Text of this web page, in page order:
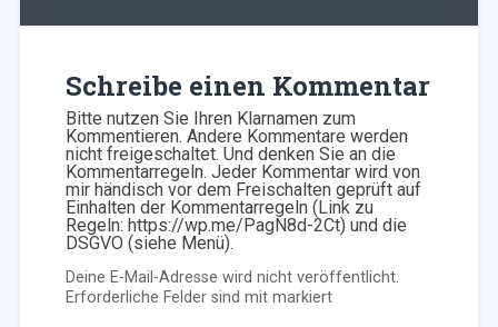
Schreibe einen Kommentar
Bitte nutzen Sie Ihren Klarnamen zum
Kommentieren. Andere Kommentare werden
nicht freigeschaltet. Und denken Sie an die
Kommentarregeln. Jeder Kommentar wird von
mir händisch vor dem Freischalten geprüft auf
Einhalten der Kommentarregeln (Link zu
Regeln: https://wp.me/PagN8d-2Ct) und die
DSGVO (siehe Menü).
Deine E-Mail-Adresse wird nicht veröffentlicht.
Erforderliche Felder sind mitmarkiert